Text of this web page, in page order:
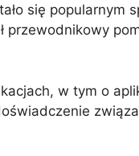
się
przewodnikowy
w tym o